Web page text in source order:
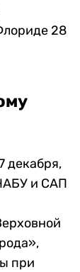
28
декабря,
и САП
при